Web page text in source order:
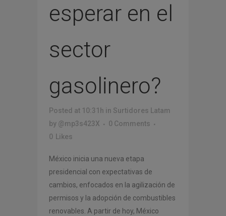
esperar en el
sector
gasolinero?
Posted at 10:31h in Surtidores Latam
by @mp3s423X
0 Comments
0 Likes
México inicia una nueva etapa
presidencial con expectativas de
cambios, enfocados en la agilización de
permisos y la adopción de combustibles
renovables. A partir de hoy, México